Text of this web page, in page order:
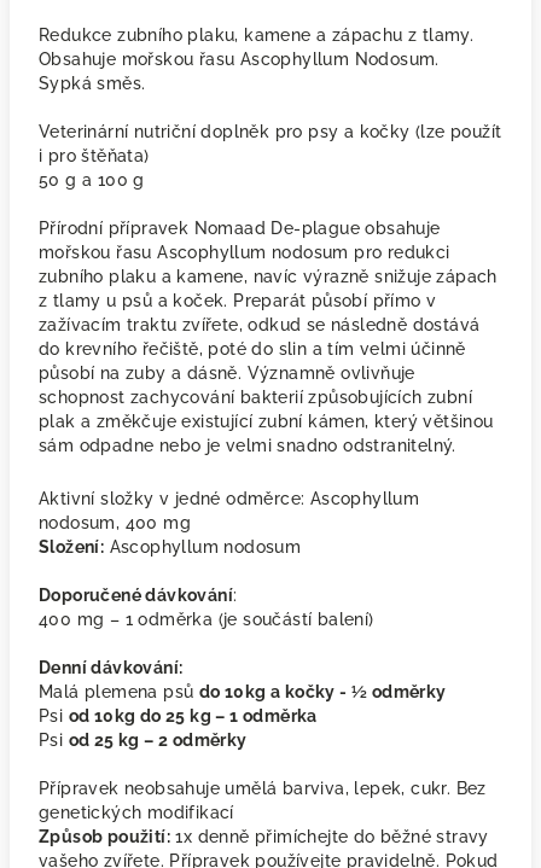
Redukce zubního plaku, kamene a zápachu z tlamy.
Obsahuje mořskou řasu Ascophyllum Nodosum.
Sypká směs.
Veterinární nutriční doplněk pro psy a kočky (lze použít
i pro štěňata)
50 g a 100 g
Přírodní přípravek Nomaad De-plague obsahuje
mořskou řasu Ascophyllum nodosum pro redukci
zubního plaku a kamene, navíc výrazně snižuje zápach
z tlamy u psů a koček. Preparát působí přímo v
zažívacím traktu zvířete, odkud se následně dostává
do krevního řečiště, poté do slin a tím velmi účinně
působí na zuby a dásně. Významně ovlivňuje
schopnost zachycování bakterií způsobujících zubní
plak a změkčuje existující zubní kámen, který většinou
sám odpadne nebo je velmi snadno odstranitelný.
Aktivní složky v jedné odměrce: Ascophyllum
nodosum, 400 mg
Složení: Ascophyllum nodosum
Doporučené dávkování:
400 mg – 1 odměrka (je součástí balení)
Denní dávkování:
Malá plemena psů do 10kg a kočky - ½ odměrky
Psi od 10kg do 25 kg – 1 odměrka
Psi od 25 kg – 2 odměrky
Přípravek neobsahuje umělá barviva, lepek, cukr. Bez
genetických modifikací
Způsob použití: 1x denně přimíchejte do běžné stravy
vašeho zvířete. Přípravek používejte pravidelně. Pokud